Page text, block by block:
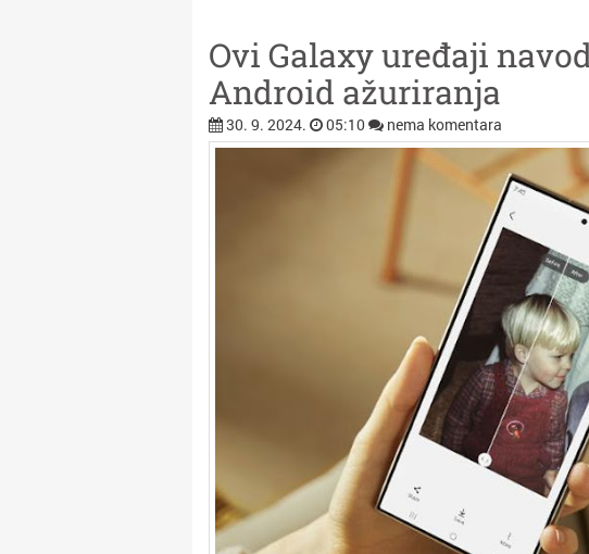
Ovi Galaxy uređaji
Android ažuriranja
30. 9. 2024. 05:10 nema komentara